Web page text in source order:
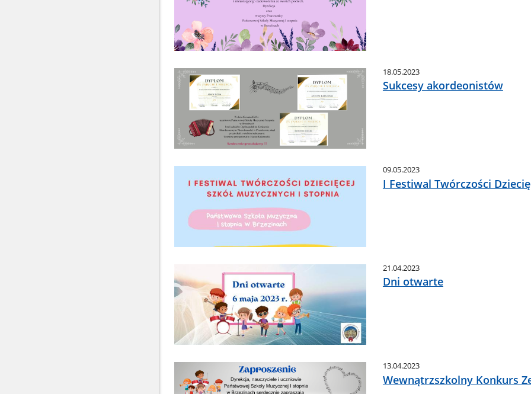
18.05.2023
Sukcesy akordeonistów
09.05.2023
I Festiwal Twórczości
21.04.2023
Dni otwarte
13.04.2023
Wewnątrzszkolny Konkurs